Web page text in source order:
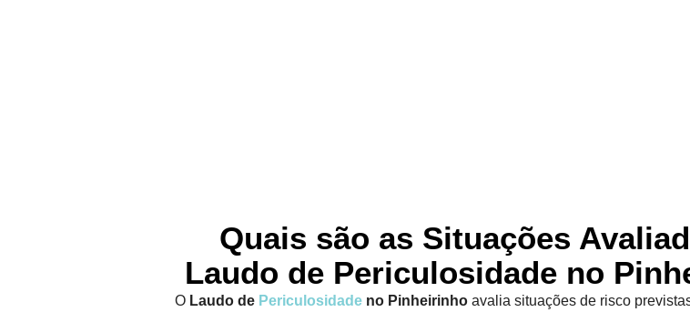
Quais são as Situações
Laudo de Periculosidade no
O Laudo de Periculosidade no Pinheirinho avalia situações de risco